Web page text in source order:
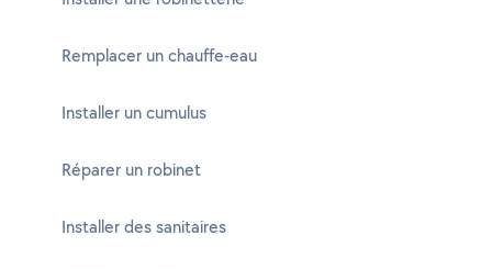
Remplacer un chauffe-eau
Installer un cumulus
Réparer un robinet
Installer des sanitaires